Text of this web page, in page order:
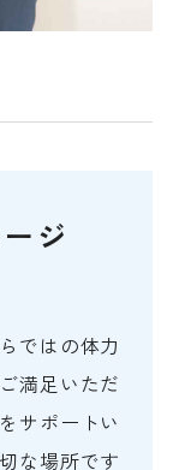
ジ
ではの体力
満足いただ
サポートい
な場所です